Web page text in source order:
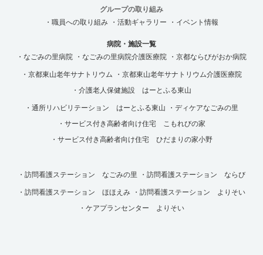
グループの取り組み
・職員への取り組み
・活動ギャラリー ・イベント情報
病院・施設一覧
・なごみの里病院
・なごみの里病院介護医療院 ・京都ならびがおか病院
・京都東山老年サナトリウム
・京都東山老年サナトリウム介護医療院
・介護老人保健施設 はーとふる東山
・通所リハビリテーション はーとふる東山
・ディケアなごみの里
・サービス付き高齢者向け住宅 こもれびの家
・サービス付き高齢者向け住宅 ひだまりの家小野
・訪問看護ステーション なごみの里 ・訪問看護ステーション ならび
・訪問看護ステーション ほほえみ ・訪問看護ステーション
よりそい
・ケアプランセンター よりそい